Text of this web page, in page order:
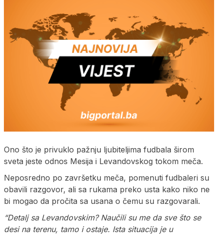
Ono što je privuklo pažnju ljubiteljima fudbala širom
sveta jeste odnos Mesija i Levandovskog tokom meča.
Neposredno po završetku meča, pomenuti fudbaleri su
obavili razgovor, ali sa rukama preko usta kako niko ne
bi mogao da pročita sa usana o čemu su razgovarali.
“Detalj sa Levandovskim? Naučili su me da sve što se
desi na terenu, tamo i ostaje. Ista situacija je u